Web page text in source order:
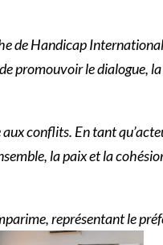
de Handicap
promouvoir le dialogue,
conflits. En tant
la paix et la
représentant le